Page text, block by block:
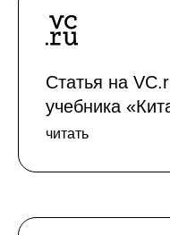
Статья на
учебника
читать